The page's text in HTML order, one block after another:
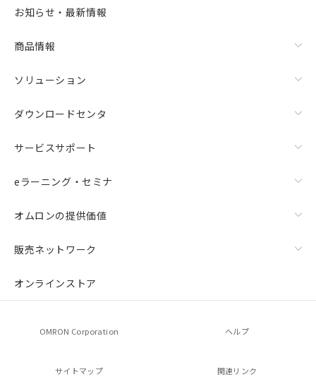
お知らせ・最新情報
商品情報
ソリューション
ダウンロードセンタ
サービスサポート
eラーニング・セミナ
オムロンの提供価値
販売ネットワーク
オンラインストア
OMRON Corporation ヘルプ
サイトマップ 関連リンク